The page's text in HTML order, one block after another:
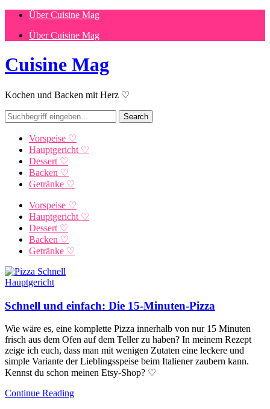
Über Cuisine Mag
Über Cuisine Mag
Cuisine Mag
Kochen und Backen mit Herz ♡
Vorspeise ♡
Hauptgericht ♡
Dessert ♡
Backen ♡
Getränke ♡
Vorspeise ♡
Hauptgericht ♡
Dessert ♡
Backen ♡
Getränke ♡
Hauptgericht
Schnell und einfach: Die 15-Minuten-Pizza
Wie wäre es, eine komplette Pizza innerhalb von nur 15 Minuten
frisch aus dem Ofen auf dem Teller zu haben? In meinem Rezept
zeige ich euch, dass man mit wenigen Zutaten eine leckere und
simple Variante der Lieblingsspeise beim Italiener zaubern kann.
Kennst du schon meinen Etsy-Shop? ♡
Continue Reading